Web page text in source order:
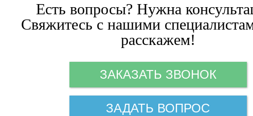
Есть вопросы? Нужна
Свяжитесь с нашими
расскажем!
ЗАКАЗАТЬ ЗВОНОК
ЗАДАТЬ ВОПРОС